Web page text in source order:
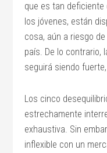
que es tan deficiente
los jóvenes, están
cosa, aún a riesgo
país. De lo contrario,
seguirá siendo
Los cinco
estrechamente
exhaustiva. Sin
inflexible con un